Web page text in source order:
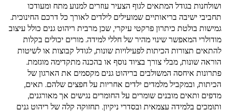
ושולחנות בגודל המתאים לגוף הצעיר עוזרים למנוע מתח ומעודכו
תחביבי ישיבה בריאותיים שמועילים לילדים לאורך כל דרכם החינוכית.
גמישות בולטת כיתרון פרקטי עיקרי, שכן מרבית ריהוט גנים כולל עיצוב
מודולרי המאפשר שינוי מהיר של חללי למידה. מורים יכולים בקלות
להתאים תצורות הכיתות לפעילויות שונות, לגודל קבוצות או לשיטות
הוראה שונות, מבלי צורך בציוד נוסף או בהכנה מתקדימה מוגזמת.
פתרונות איחסה המשולבים בריהוט גנים מקסמים את הארגון של
הכיתות, ובמקביל מלמדים ילדים אחריות על חפצים שלהם. תאים,
מדפים ותאים מובנים שומרים על החומרים נגישים אך מאורגנים,
ותומכים בלמידה עצמאית ובסדרי ניקיון. תחזוקה קלה של ריהוט גנים